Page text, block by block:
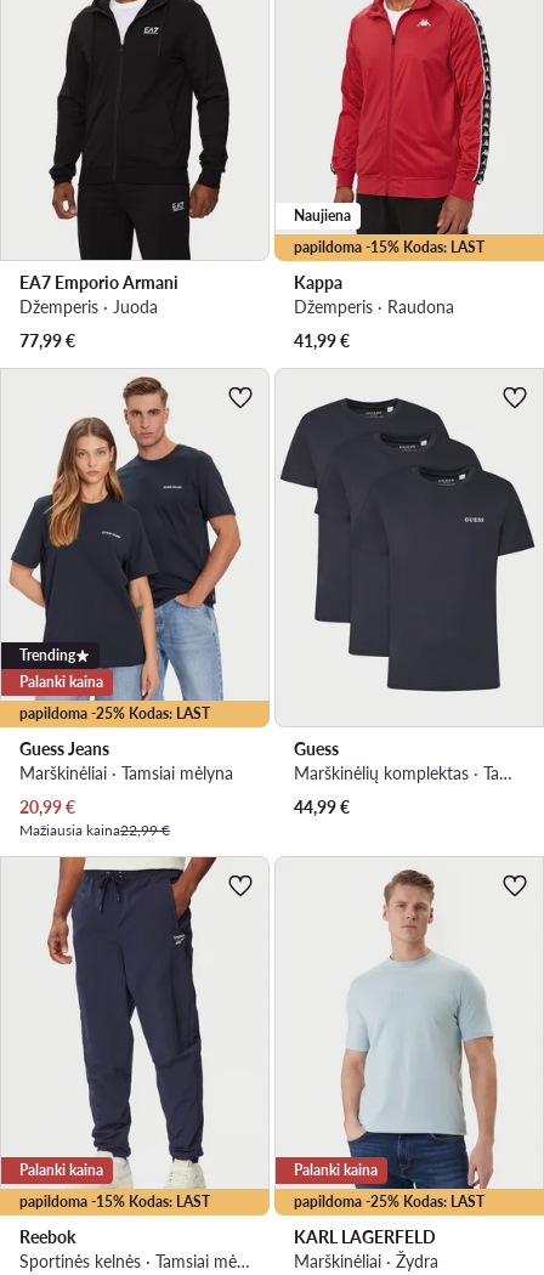
EA7 Emporio Armani
Džemperis · Juoda
77,99€
papildoma -15% Kodas: LAST
Naujiena
Kappa
Džemperis · Raudona
41,99€
papildoma -25% Kodas: LAST
Trending
Palanki kaina
Guess Jeans
Marškinėliai · Tamsiai mėlyna
Dabartinė kaina
20,99€
Mažiausia kaina22,99 €
Guess
Marškinėlių komplektas · Tamsiai mėlyna
44,99€
papildoma -15% Kodas: LAST
Palanki kaina
Reebok
Sportinės kelnės · Tamsiai mėlyna · Regular Fit
papildoma -25% Kodas: LAST
Palanki kaina
KARL LAGERFELD
Marškinėliai · Žydra